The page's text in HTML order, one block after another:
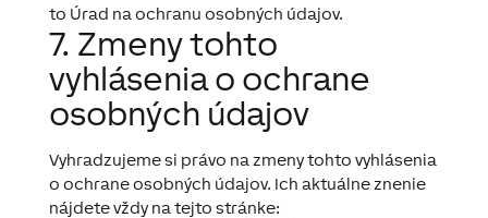
to Úrad na ochranu osobných údajov.
7. Zmeny tohto
vyhlásenia o ochrane
osobných údajov
Vyhradzujeme si právo na zmeny tohto vyhlásenia
o ochrane osobných údajov. Ich aktuálne znenie
nájdete vždy na tejto stránke: